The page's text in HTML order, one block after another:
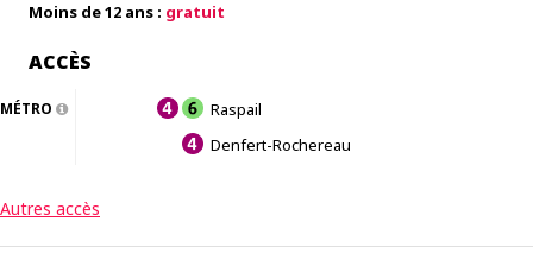
Moins de 12 ans : gratuit
ACCÈS
MÉTRO
Raspail
Denfert-Rochereau
Autres accès